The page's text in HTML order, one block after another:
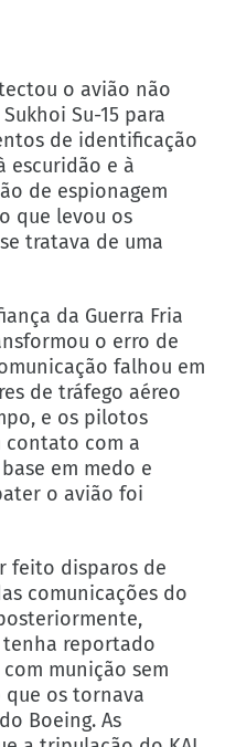
o avião não
Su-15 para
de identificação
escuridão e à
de espionagem
que levou os
tratava de uma
da Guerra Fria
o erro de
falhou em
de tráfego aéreo
e os pilotos
contato com a
em medo e
o avião foi
feito disparos de
comunicações do
tenha reportado
munição sem
que os tornava
Boeing. As